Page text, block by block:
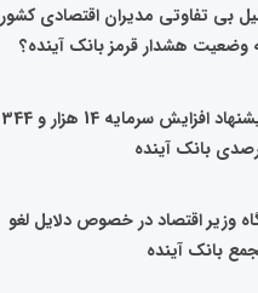
بی تفاوتی مدیران اقتصادی کشور
وضعیت هشدار قرمز بانک آینده؟
پیشنهاد افزایش سرمایه 14 هزار و 344
بانک آینده
وزیر اقتصاد در خصوص دلایل لغو
بانک آینده